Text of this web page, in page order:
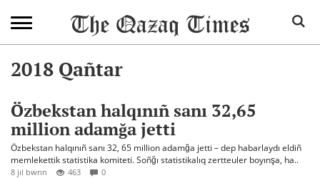
2018 Qañtar
Özbekstan halqınıñ sanı 32,65
million adamğa jetti
Özbekstan halqınıñ sanı 32, 65 million adamğa jetti – dep habarlaydı eldiñ
memlekettik statistika komiteti. Soñğı statistikalıq zertteuler boyınşa, ha..
8 jıl bwrın 463 0